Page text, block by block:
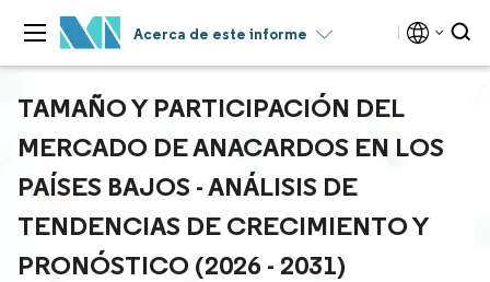
Acerca de este informe
TAMAÑO Y PARTICIPACIÓN DEL
MERCADO DE ANACARDOS EN LOS
PAÍSES BAJOS - ANÁLISIS DE
TENDENCIAS DE CRECIMIENTO Y
PRONÓSTICO (2026 - 2031)